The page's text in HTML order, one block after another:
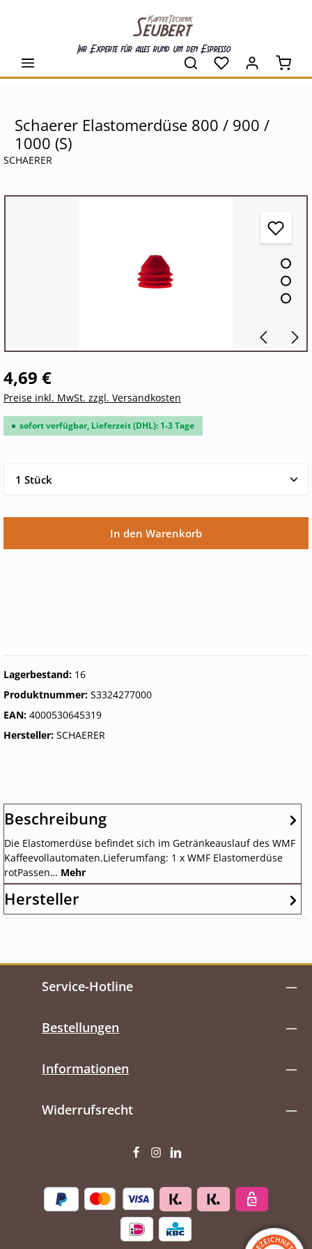
Ihr Experte für alles rund um den Espresso
Schaerer Elastomerdüse 800 / 900 /
1000 (S)
SCHAERER
4,69 €
Preise inkl. MwSt. zzgl. Versandkosten
sofort verfügbar, Lieferzeit (DHL): 1-3 Tage
Produkt Anzahl: Gib den gewünschten Wert ein
In den Warenkorb
Lagerbestand: 16
Produktnummer: S3324277000
EAN: 4000530645319
Hersteller: SCHAERER
Beschreibung
Die Elastomerdüse befindet sich im Getränkeauslauf des WMF
Kaffeevollautomaten.Lieferumfang: 1 x WMF Elastomerdüse
rotPassen… Mehr
Hersteller
Service-Hotline
Bestellungen
Informationen
Widerrufsrecht